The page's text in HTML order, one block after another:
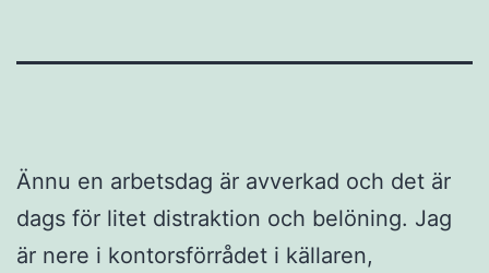
Ännu en arbetsdag är avverkad och det är
dags för litet distraktion och belöning. Jag
är nere i kontorsförrådet i källaren,